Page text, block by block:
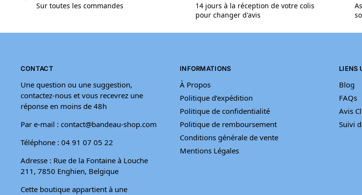
Sur toutes les commandes
14 jours à la réception de votre colis
pour changer d'avis
CONTACT
Une question ou une suggestion,
contactez-nous et vous recevrez une
réponse en moins de 48h
Par e-mail : contact@bandeau-shop.com
Téléphone : 04 91 07 05 22
Adresse : Rue de la Fontaine à Louche
211, 7850 Enghien, Belgique
Cette boutique appartient à une
INFORMATIONS
À Propos
Politique d’expédition
Politique de confidentialité
Politique de remboursement
Conditions générale de vente
Mentions Légales
LIENS
Blog
FAQs
Avis
Suivi